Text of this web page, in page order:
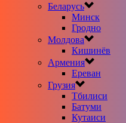
Беларусь
Минск
Гродно
Молдова
Кишинёв
Армения
Ереван
Грузия
Тбилиси
Батуми
Кутаиси